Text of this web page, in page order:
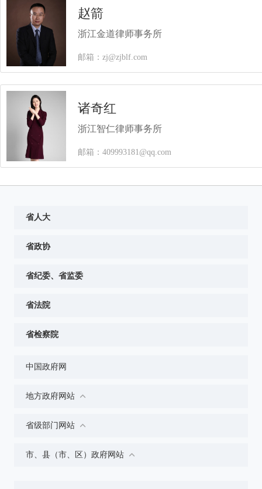
赵箭
浙江金道律师事务所
邮箱：zj@zjblf.com
诸奇红
浙江智仁律师事务所
邮箱：409993181@qq.com
省人大
省政协
省纪委、省监委
省法院
省检察院
中国政府网
地方政府网站
省级部门网站
市、县（市、区）政府网站